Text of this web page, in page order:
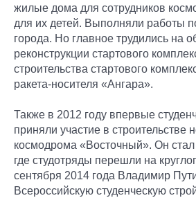
жилые дома для сотрудников
для их детей. Выполняли работы
города. Но главное трудились на
реконструкции стартового
строительства стартового
ракета-носителя «Ангара».
Также в 2012 году впервые
приняли участие в строительстве
космодрома «Восточный». Он
где студотряды перешли на
сентября 2014 года Владимир
Всероссийскую студенческую